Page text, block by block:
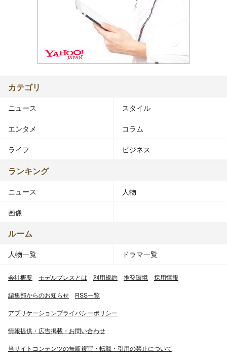
カテゴリ
ニュース スタイル
エンタメ コラム
ライフ ビジネス
ランキング
ニュース 人物
画像
ルーム
人物一覧 ドラマ一覧
会社概要 モデルプレスとは 利用規約 推奨環境 採用情報
編集部からのお知らせ RSS一覧
アプリケーションプライバシーポリシー
情報提供・広告掲載・お問い合わせ
当サイトコンテンツの無断複写・転載・引用の禁止について